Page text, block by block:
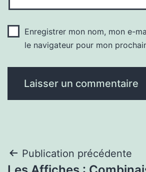
Enregistrer mon nom, mon e-
le navigateur pour mon
Navigation
Publication précédente